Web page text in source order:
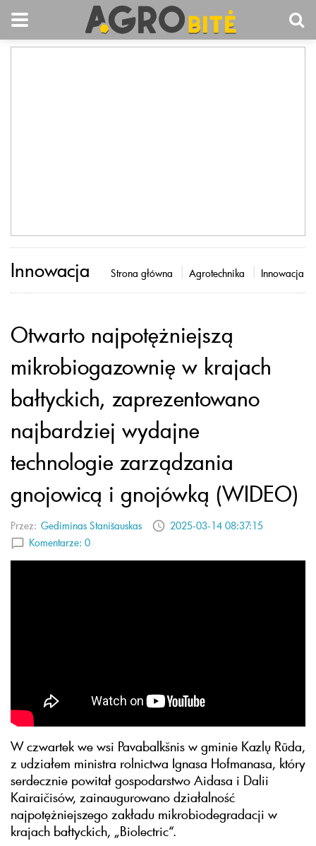
Innowacja Strona główna Agrotechnika Innowacja
Otwarto najpotężniejszą
mikrobiogazownię w krajach
bałtyckich, zaprezentowano
najbardziej wydajne
technologie zarządzania
gnojowicą i gnojówką (WIDEO)
Przez: Gediminas Stanišauskas
2025-03-14 08:37:15
Komentarze: 0
W czwartek we wsi Pavabalkšnis w gminie Kazlų Rūda,
z udziałem ministra rolnictwa Ignasa Hofmanasa, który
serdecznie powitał gospodarstwo Aidasa i Dalii
Kairaičisów, zainaugurowano działalność
najpotężniejszego zakładu mikrobiodegradacji w
krajach bałtyckich, „Biolectric“.